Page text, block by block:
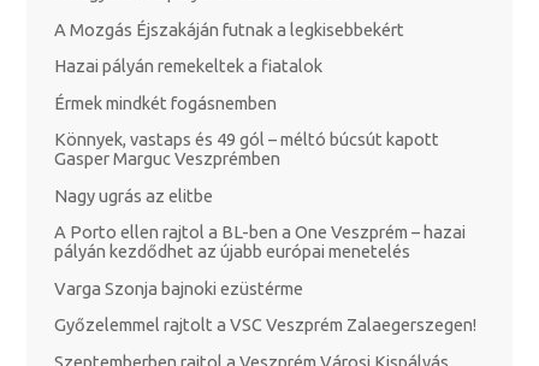
A Mozgás Éjszakáján futnak a legkisebbekért
Hazai pályán remekeltek a fiatalok
Érmek mindkét fogásnemben
Könnyek, vastaps és 49 gól – méltó búcsút kapott
Gasper Marguc Veszprémben
Nagy ugrás az elitbe
A Porto ellen rajtol a BL-ben a One Veszprém – hazai
pályán kezdődhet az újabb európai menetelés
Varga Szonja bajnoki ezüstérme
Győzelemmel rajtolt a VSC Veszprém Zalaegerszegen!
Szeptemberben rajtol a Veszprém Városi Kispályás